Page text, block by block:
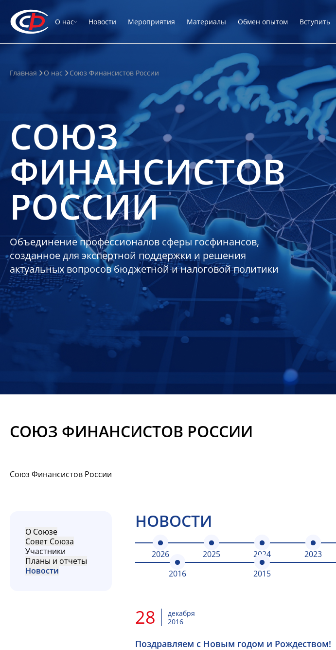
О нас Новости Мероприятия Материалы Обмен опытом Вступить
Главная О нас Союз Финансистов России
СОЮЗ
ФИНАНСИСТОВ
РОССИИ
Объединение профессионалов сферы госфинансов,
созданное для экспертной поддержки и решения
актуальных вопросов бюджетной и налоговой политики
СОЮЗ ФИНАНСИСТОВ РОССИИ
Союз Финансистов России
О Союзе
Совет Союза
Участники
Планы и отчеты
Новости
НОВОСТИ
2026 2025 2024 2023
2016
2015
28
декабря
2016
Поздравляем с Новым годом и Рождеством!